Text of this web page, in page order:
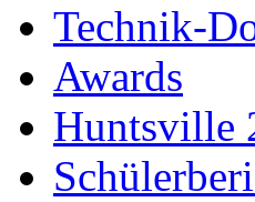
Technik-
Awards
Huntsville